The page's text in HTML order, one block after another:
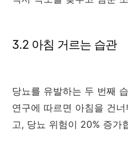
3.2 아침 거르는 습관
당뇨를 유발하는 두 번째
연구에 따르면 아침을 건
고, 당뇨 위험이 20% 증가